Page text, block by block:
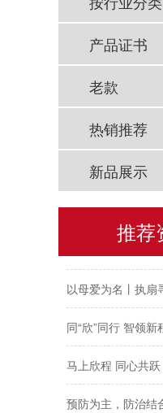
产品证书
老款
热销推荐
新品展示
推荐
欣灵党建之行 寻访
欣灵“粽”头戏丨乐